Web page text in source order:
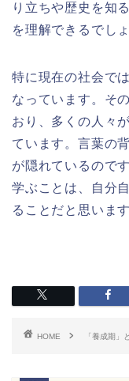
り立ちや歴史を知
を理解できるでしょ
特に現在の社会で
なっています。そ
おり、多くの人々
ています。言葉の
が隠れているので
学ぶことは、自分
ることだと思います
HOME 「養成期」